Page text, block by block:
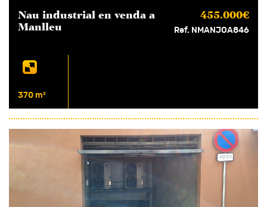
Nau industrial en venda a
Manlleu
455.000€
Ref. NMANJOA846
370 m²